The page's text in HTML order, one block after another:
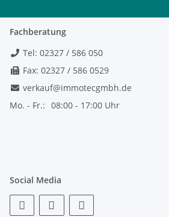
Fachberatung
Tel: 02327 / 586 050
Fax: 02327 / 586 0529
verkauf@immotecgmbh.de
Mo. - Fr.: 08:00 - 17:00 Uhr
Social Media